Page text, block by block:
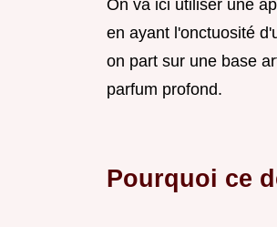
On va ici utiliser une
en ayant l'onctuosité
on part sur une base
parfum profond.
Pourquoi ce